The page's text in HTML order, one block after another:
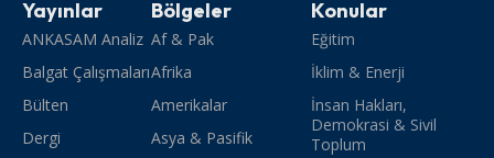
Yayınlar
ANKASAM Analiz
Balgat Çalışmaları
Bülten
Dergi
Bölgeler
Af & Pak
Afrika
Amerikalar
Asya & Pasifik
Konular
Eğitim
İklim & Enerji
İnsan Hakları,
Demokrasi & Sivil
Toplum